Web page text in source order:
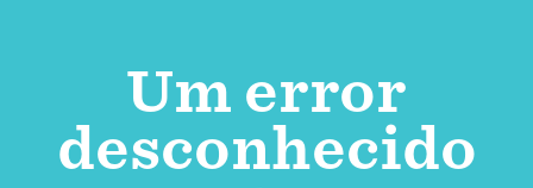
Um error
desconhecido